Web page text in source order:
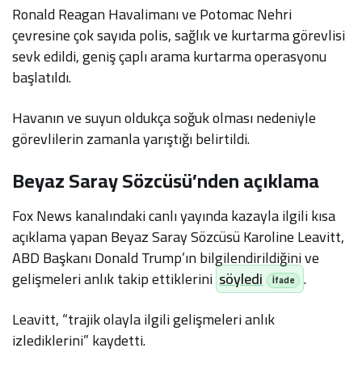
Ronald Reagan Havalimanı ve Potomac Nehri
çevresine çok sayıda polis, sağlık ve kurtarma görevlisi
sevk edildi, geniş çaplı arama kurtarma operasyonu
başlatıldı.
Havanın ve suyun oldukça soğuk olması nedeniyle
görevlilerin zamanla yarıştığı belirtildi.
Beyaz Saray Sözcüsü’nden açıklama
Fox News kanalındaki canlı yayında kazayla ilgili kısa
açıklama yapan Beyaz Saray Sözcüsü Karoline Leavitt,
ABD Başkanı Donald Trump’ın bilgilendirildiğini ve
gelişmeleri anlık takip ettiklerini söyledi
.
Leavitt, “trajik olayla ilgili gelişmeleri anlık
izlediklerini” kaydetti.